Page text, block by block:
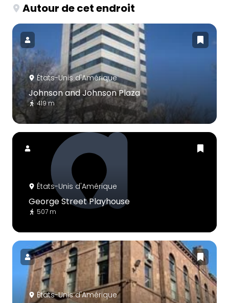
Autour de cet endroit
États-Unis d'Amérique
Johnson and Johnson Plaza
419 m
États-Unis d'Amérique
George Street Playhouse
507 m
États-Unis d'Amérique